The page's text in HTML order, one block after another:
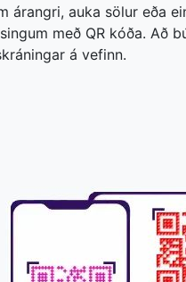
árangri, auka sölur eða
með QR kóða. Að
á vefinn.